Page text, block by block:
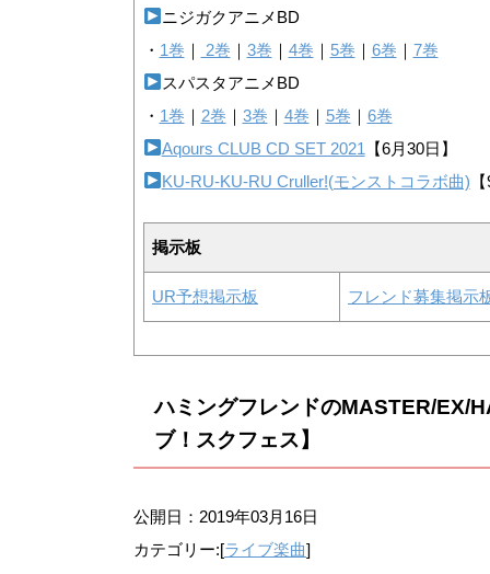
ニジガクアニメBD
・ 1巻 ｜ 2巻 ｜ 3巻 ｜ 4巻 ｜ 5巻 ｜ 6巻 ｜ 7巻
スパスタアニメBD
・ 1巻 ｜ 2巻 ｜ 3巻 ｜ 4巻 ｜ 5巻 ｜ 6巻
Aqours CLUB CD SET 2021 【6月30日】
KU-RU-KU-RU Cruller!(モンストコラボ曲)
掲示板
UR予想掲示板 フレンド募集掲示
ハミングフレンドのMASTER/EX/
ブ！スクフェス】
公開日： 2019年03月16日
カテゴリー:[ライブ楽曲]